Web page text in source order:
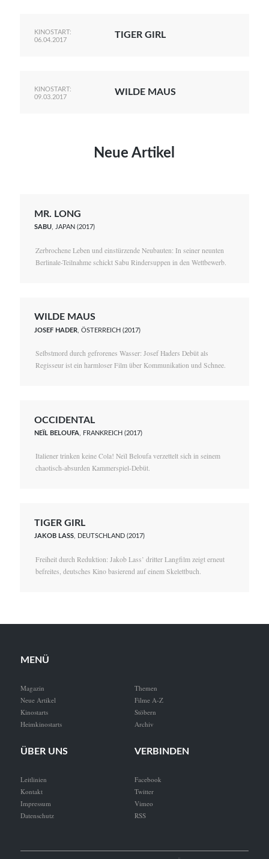
KINOSTART:
06.04.2017
TIGER GIRL
KINOSTART:
09.03.2017
WILDE MAUS
Neue Artikel
MR. LONG
SABU, JAPAN (2017)
Zerbrochene Leben und einstürzende Neubauten: In seiner neunten
Berlinale-Teilnahme schickt Sabu Rindersuppen in den Wettbewerb.
WILDE MAUS
JOSEF HADER , ÖSTERREICH (2017)
Selbstmord durch gefrorenes Wasser: Josef Haders Debüt als
Regisseur ist ein harmloser Film über Kommunikation und Schnee.
OCCIDENTAL
NEÏL BELOUFA , FRANKREICH (2017)
Italiener trinken keine Cola! Neïl Beloufa verzettelt sich in seinem
chaotisch-absurden Kammerspiel-Debüt.
TIGER GIRL
JAKOB LASS, DEUTSCHLAND (2017)
Freiheit durch Reduktion: Jakob Lass’ dritter Langfilm zeigt erneut
befreites, deutsches Kino basierend auf einem Skelettbuch.
MENÜ
Magazin
Neue Artikel
Kinostarts
Heimkinostarts
Themen
Filme A-Z
Stöbern
Archiv
ÜBER UNS
Leitlinien
Kontakt
Impressum
Datenschutz
VERBINDEN
Facebook
Twitter
Vimeo
RSS